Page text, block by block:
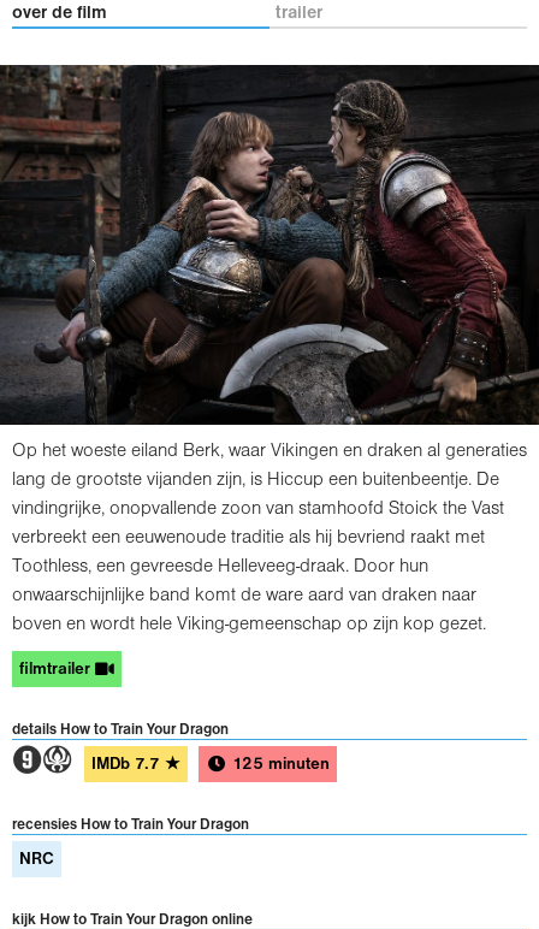
over de film trailer
Op het woeste eiland Berk, waar Vikingen en draken al generaties
lang de grootste vijanden zijn, is Hiccup een buitenbeentje. De
vindingrijke, onopvallende zoon van stamhoofd Stoick the Vast
verbreekt een eeuwenoude traditie als hij bevriend raakt met
Toothless, een gevreesde Helleveeg-draak. Door hun
onwaarschijnlijke band komt de ware aard van draken naar
boven en wordt hele Viking-gemeenschap op zijn kop gezet.
filmtrailer
details How to Train Your Dragon
3A IMDb 7.7 ★ 125 minuten
recensies How to Train Your Dragon
NRC
kijk How to Train Your Dragon online